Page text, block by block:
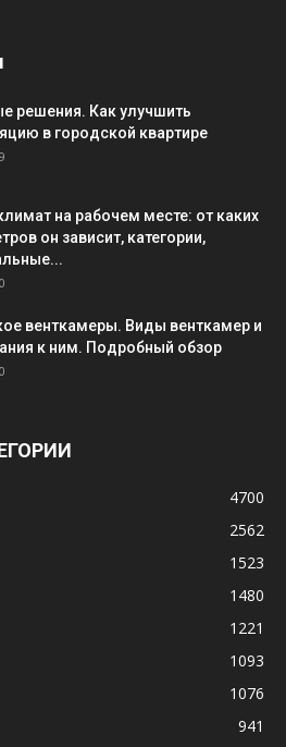
решения. Как улучшить
в городской квартире
на рабочем месте: от каких
он зависит, категории,
венткамеры. Виды венткамер и
к ним. Подробный обзор
4700
2562
1523
1480
1221
1093
1076
941